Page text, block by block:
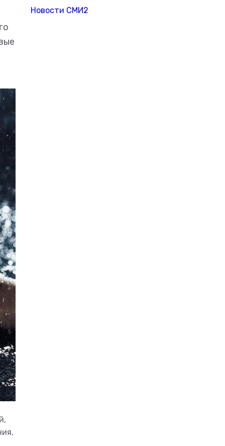
Новости СМИ2